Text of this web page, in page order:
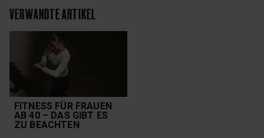
VERWANDTE ARTIKEL
FITNESS FÜR FRAUEN
AB 40 – DAS GIBT ES
ZU BEACHTEN